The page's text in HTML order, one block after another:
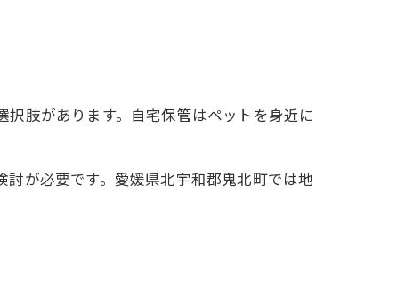
肢があります。自宅保管はペットを身近に
が必要です。愛媛県北宇和郡鬼北町では地